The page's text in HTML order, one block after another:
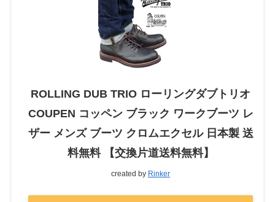
ROLLING DUB TRIO ローリングダブトリオ
COUPEN コッペン ブラック ワークブーツ レ
ザー メンズ ブーツ クロムエクセル 日本製 送
料無料 【交換片道送料無料】
created by Rinker